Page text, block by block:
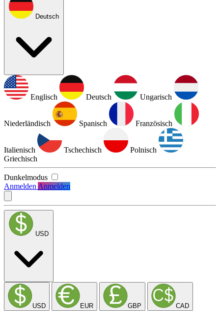
Deutsch
Englisch Deutsch Ungarisch
Niederländisch Spanisch Französisch
Italienisch Tschechisch
Polnisch
Griechisch
Dunkelmodus
AnmeldenAnmelden
USD
USD EUR GBP CAD